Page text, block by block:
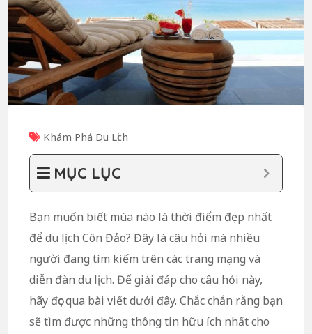
Khám Phá Du Lịch
MỤC LỤC
Bạn muốn biết mùa nào là thời điểm đẹp nhất
để du lịch Côn Đảo? Đây là câu hỏi mà nhiều
người đang tìm kiếm trên các trang mạng và
diễn đàn du lịch. Để giải đáp cho câu hỏi này,
hãy đọc qua bài viết dưới đây. Chắc chắn rằng bạn
sẽ tìm được những thông tin hữu ích nhất cho